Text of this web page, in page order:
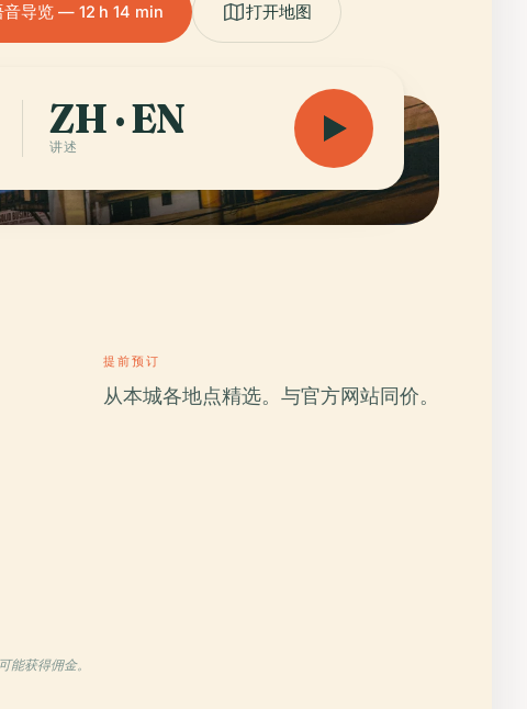
音导览 — 12 h 14 min 打开地图
ZH · EN
讲述
提前预订
从本城各地点精选。与官方网站同价。
获得佣金。